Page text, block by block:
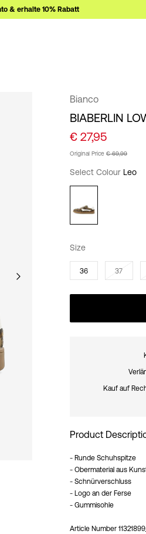
& erhalte 10% Rabatt
Bianco
BIABERLIN
€ 27,95
Original Price € 69,99
Select Colour Leo
Size
36 37
Kauf auf
Product
- Runde Schuhspitze
- Obermaterial aus
- Schnürverschluss
- Logo an der Ferse
- Gummisohle
Article Number